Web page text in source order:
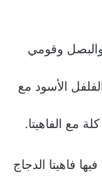
والبصل وقومي
الأسود مع
مع الفاهيتا.
فاهيتا الدجاج